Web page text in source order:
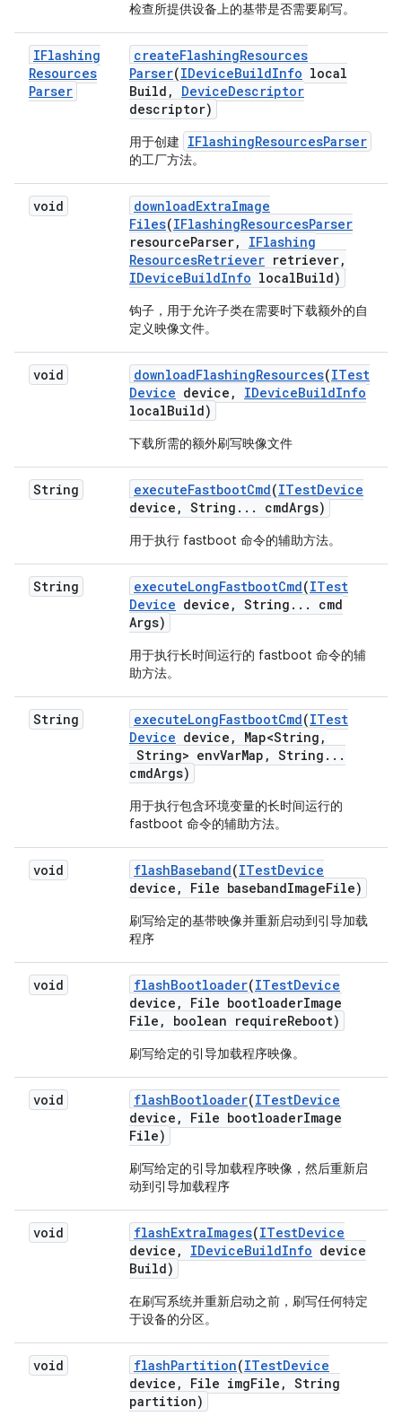
检查所提供设备上的基带是否需要刷写。
IFlashing
Resources
Parser
createFlashingResources
Parser(IDeviceBuildInfo local
Build , DeviceDescriptor
descriptor)
用于创建 IFlashingResourcesParser
的工厂方法。
void downloadExtraImage
Files(IFlashingResourcesParser
resourceParser,
IFlashing
ResourcesRetriever retriever,
IDeviceBuildInfo localBuild)
钩子，用于允许子类在需要时下载额外的自
定义映像文件。
void downloadFlashingResources(ITest
Device device , IDeviceBuildInfo
localBuild)
下载所需的额外刷写映像文件
String executeFastbootCmd(ITestDevice
device , String . . . cmdArgs)
用于执行 fastboot 命令的辅助方法。
String executeLongFastbootCmd(ITest
Device device , String . . .
cmd
Args)
用于执行长时间运行的 fastboot 命令的辅
助方法。
String executeLongFastbootCmd(ITest
Device device , Map<String ,
String> envVarMap , String . . .
cmdArgs)
用于执行包含环境变量的长时间运行的
fastboot 命令的辅助方法。
void flashBaseband(ITestDevice
device , File basebandImageFile)
刷写给定的基带映像并重新启动到引导加载
程序
void flashBootloader(ITestDevice
device , File bootloaderImage
File , boolean requireReboot)
刷写给定的引导加载程序映像。
void flashBootloader(ITestDevice
device , File bootloaderImage
File)
刷写给定的引导加载程序映像，然后重新启
动到引导加载程序
void flashExtraImages(ITestDevice
device , IDeviceBuildInfo device
Build)
在刷写系统并重新启动之前，刷写任何特定
于设备的分区。
void flashPartition(ITestDevice
device , File imgFile , String
partition)